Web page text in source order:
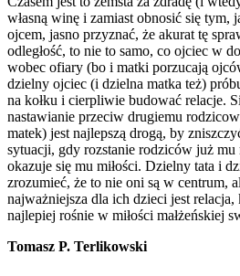
własną winę i zamiast obnosić się tym,
ojcem, jasno przyznać, że akurat tę
odległość, to nie to samo, co ojciec w
wobec ofiary (bo i matki porzucają
dzielny ojciec (i dzielna matka też)
na kołku i cierpliwie budować relacje.
nastawianie przeciw drugiemu
matek) jest najlepszą drogą, by
sytuacji, gdy rozstanie rodziców już mu
okazuje się mu miłości. Dzielny tata i
zrozumieć, że to nie oni są w centrum,
najważniejsza dla ich dzieci jest relacja,
najlepiej rośnie w miłości małżeńskiej
Tomasz P. Terlikowski